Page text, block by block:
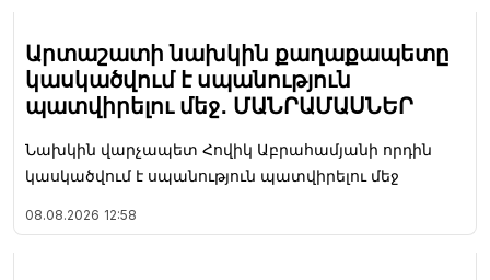
Արտաշատի նախկին քաղաքապետը
կասկածվում է սպանություն
պատվիրելու մեջ․ ՄԱՆՐԱՄԱՍՆԵՐ
Նախկին վարչապետ Հովիկ Աբրահամյանի որդին
կասկածվում է սպանություն պատվիրելու մեջ
08.08.2026 12:58